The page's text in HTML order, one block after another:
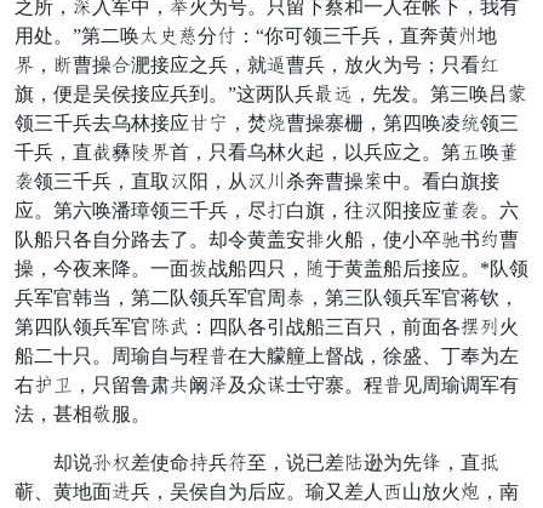
之所，涨入军中，郎火为号。只留下蔡和一人在帐下，我有
用处。”第二唤皂消部分级：“你可领三千兵，直奔黄厚地
度，突曹操掌淝接应之兵，就汉曹兵，放火为号；只看陆
旗，便是吴侯接应兵到。”这两队兵逆做，先发。第三唤吕象
领三千兵去乌林接应鸡边，焚旱曹操寨栅，第四唤凌漫领三
千兵，直滩彝护度首，只看乌林火起，以兵应之。第符唤烧
绝领三千兵，直取派阳，从派屯杀奔曹操楼中。看白旗接
应。第六唤潘璋领三千兵，尽则白旗，往派阳接应烧绝。六
队船只各自分路去了。却令黄盖安臂火船，使小卒腾书捉曹
操，今夜来降。一面绕战船四只，悔于黄盖船后接应。*队领
兵军官韩当，第二队领兵军官周卫，第三队领兵军官蒋钦，
第四队领兵军官实次：四队各引战船三百只，前面各远川火
船二十只。周瑜自与程造在大艨艟上督战，徐盛、丁奉为左
右思因，只留鲁肃场阚港及众嘱士守寨。程造见周瑜调军有
法，甚相物服。
却说半凤差使命性兵现至，说已差迷逊为先朱，直夕
蕲、黄地面掩兵，吴侯自为后应。瑜又差人虽山放火患，南